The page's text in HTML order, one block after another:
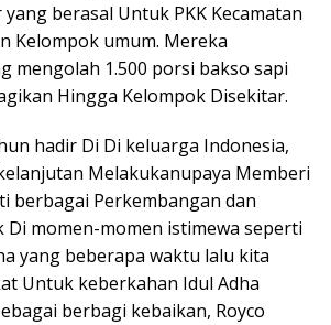
berasal Untuk PKK Kecamatan
Kelompok umum. Mereka
mengolah 1.500 porsi bakso sapi
Hingga Kelompok Disekitar.
hadir Di Di keluarga Indonesia,
Melakukanupaya Memberi
berbagai Perkembangan dan
momen-momen istimewa seperti
yang beberapa waktu lalu kita
Untuk keberkahan Idul Adha
berbagi kebaikan, Royco